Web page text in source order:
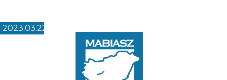
2023.03.22